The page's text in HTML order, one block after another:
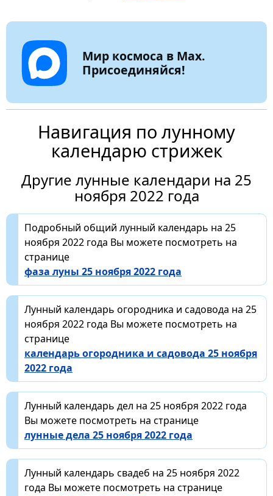
Мир космоса в Max.
Присоединяйся!
Навигация по лунному
календарю стрижек
Другие лунные календари на 25
ноября 2022 года
Подробный общий лунный календарь на 25
ноября 2022 года Вы можете посмотреть на
странице
фаза луны 25 ноября 2022 года
Лунный календарь огородника и садовода на 25
ноября 2022 года Вы можете посмотреть на
странице
календарь огородника и садовода 25 ноября
2022 года
Лунный календарь дел на 25 ноября 2022 года
Вы можете посмотреть на странице
лунные дела 25 ноября 2022 года
Лунный календарь свадеб на 25 ноября 2022
года Вы можете посмотреть на странице